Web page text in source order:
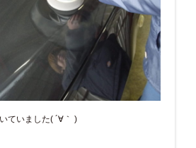
ていました( ´∀｀ )